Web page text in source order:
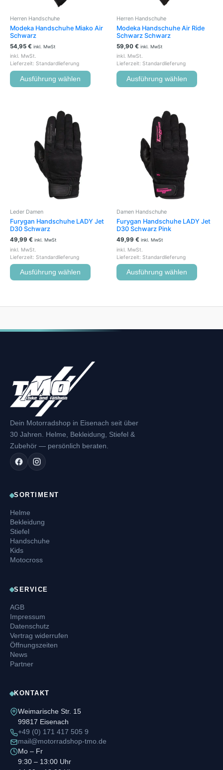
Herren Handschuhe
Modeka Handschuhe Miako Air
Schwarz
54,95 € inkl. MwSt
inkl. MwSt.
Lieferzeit: Standardlieferung
Ausführung wählen
Produktseite
gewählt
Herren Handschuhe
Modeka Handschuhe Air Ride
Schwarz Schwarz
59,90 € inkl. MwSt
inkl. MwSt.
Lieferzeit: Standardlieferung
Ausführung wählen
gewählt
Leder Damen
Furygan Handschuhe LADY Jet
D30 Schwarz
49,99 € inkl. MwSt
inkl. MwSt.
Lieferzeit: Standardlieferung
Ausführung wählen
Produktseite
gewählt
Damen Handschuhe
Furygan Handschuhe LADY Jet
D30 Schwarz Pink
49,99 € inkl. MwSt
inkl. MwSt.
Lieferzeit: Standardlieferung
Ausführung wählen
gewählt
Dein Motorradshop in Eisenach seit über
30 Jahren. Helme, Bekleidung, Stiefel &
Zubehör — persönlich beraten.
SORTIMENT
Helme
Bekleidung
Stiefel
Handschuhe
Kids
Motocross
SERVICE
AGB
Impressum
Datenschutz
Vertrag widerrufen
Öffnungszeiten
News
Partner
KONTAKT
Weimarische Str. 15
99817 Eisenach
+49 (0) 171 417 505 9
mail@motorradshop-tmo.de
Mo – Fr
9:30 – 13:00 Uhr